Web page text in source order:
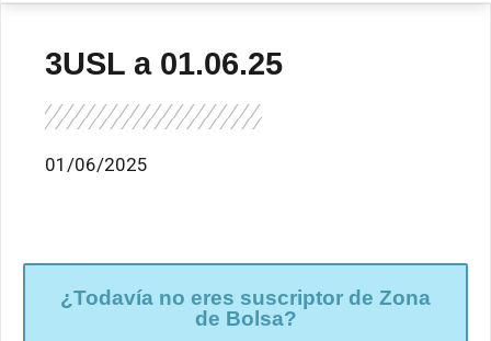
3USL a 01.06.25
01/06/2025
¿Todavía no eres suscriptor de Zona
de Bolsa?